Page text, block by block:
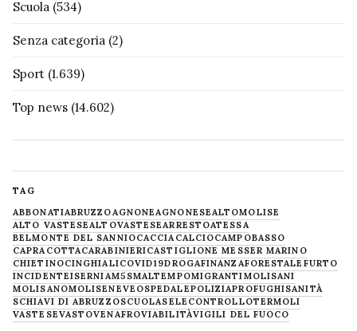
Scuola (534)
Senza categoria (2)
Sport (1.639)
Top news (14.602)
TAG
ABBONATIABRUZZOAGNONEAGNONESEALTOMOLISE
ALTO VASTESEALTOVASTESEARRESTOATESSA
BELMONTE DEL SANNIOCACCIACALCIOCAMPOBASSO
CAPRACOTTACARABINIERICASTIGLIONE MESSER MARINO
CHIETINOCINGHIALICOVID19DROGAFINANZAFORESTALE FURTO
INCIDENTEISERNIAM5SMALTEMPOMIGRANTIMOLISANI
MOLISANOMOLISENEVE OSPEDALEPOLIZIAPROFUGHISANITÀ
SCHIAVI DI ABRUZZOSCUOLASELECONTROLLOTERMOLI
VASTESEVASTOVENAFROVIABILITÀVIGILI DEL FUOCO